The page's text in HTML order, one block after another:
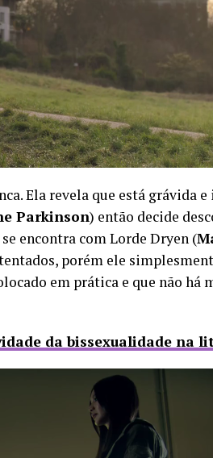
Ela revela que está grávida
Parkinson) então decide
encontra com Lorde Dryen (
porém ele
em prática e que não há
da bissexualidade na